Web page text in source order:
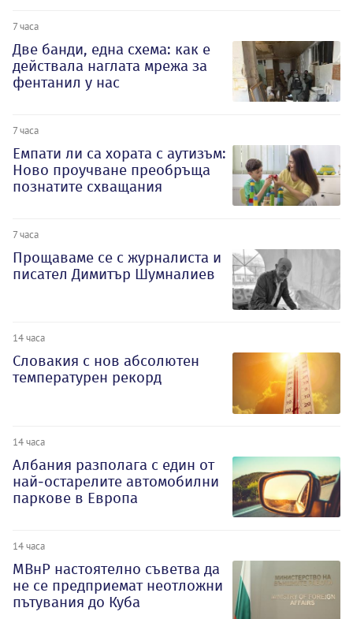
7 часа
Две банди, една схема: как е
действала наглата мрежа за
фентанил у нас
7 часа
Емпати ли са хората с аутизъм:
Ново проучване преобръща
познатите схващания
7 часа
Прощаваме се с журналиста и
писател Димитър Шумналиев
14 часа
Словакия с нов абсолютен
температурен рекорд
14 часа
Албания разполага с един от
най-остарелите автомобилни
паркове в Европа
14 часа
МВнР настоятелно съветва да
не се предприемат неотложни
пътувания до Куба